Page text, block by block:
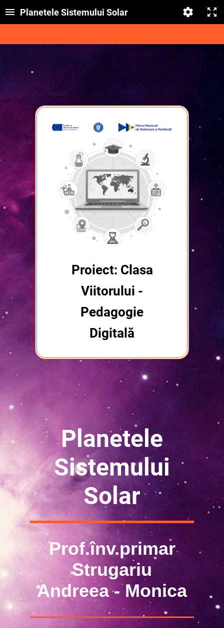
Planetele Sistemului Solar
Proiect: Clasa
Viitorului -
Pedagogie
Digitală
Planetele
Sistemului
Solar
Prof.înv.primar
Strugariu
Andreea - Monica